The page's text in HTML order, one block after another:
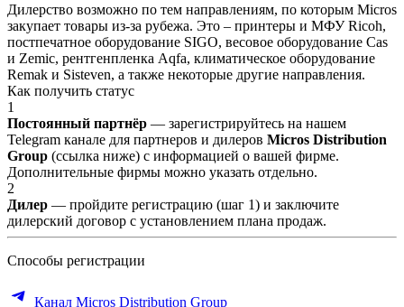
Дилерство возможно по тем направлениям, по которым Micros
закупает товары из-за рубежа. Это – принтеры и МФУ Ricoh,
постпечатное оборудование SIGO, весовое оборудование Cas
и Zemic, рентгенпленка Aqfa, климатическое оборудование
Remak и Sisteven, а также некоторые другие направления.
Как получить статус
1
Постоянный партнёр — зарегистрируйтесь на нашем
Telegram канале для партнеров и дилеров Micros Distribution
Group (ссылка ниже) с информацией о вашей фирме.
Дополнительные фирмы можно указать отдельно.
2
Дилер — пройдите регистрацию (шаг 1) и заключите
дилерский договор с установлением плана продаж.
Способы регистрации
Канал Micros Distribution Group